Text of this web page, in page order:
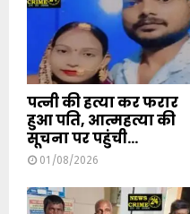
पत्नी की हत्या कर फरार
हुआ पति, आत्महत्या की
सूचना पर पहुंची...
01/08/2026